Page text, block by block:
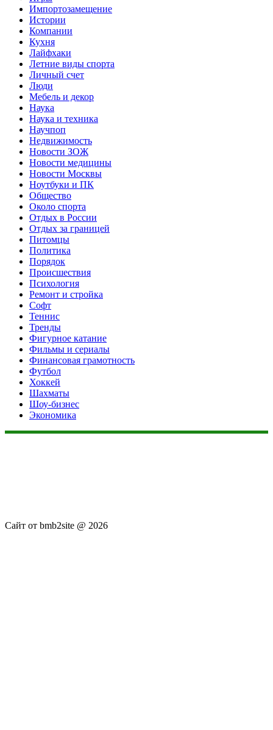
Импортозамещение
Истории
Компании
Кухня
Лайфхаки
Летние виды спорта
Личный счет
Люди
Мебель и декор
Наука
Наука и техника
Научпоп
Недвижимость
Новости ЗОЖ
Новости медицины
Новости Москвы
Ноутбуки и ПК
Общество
Около спорта
Отдых в России
Отдых за границей
Питомцы
Политика
Порядок
Происшествия
Психология
Ремонт и стройка
Софт
Теннис
Тренды
Фигурное катание
Фильмы и сериалы
Финансовая грамотность
Футбол
Хоккей
Шахматы
Шоу-бизнес
Экономика
Сайт от bmb2site @ 2026